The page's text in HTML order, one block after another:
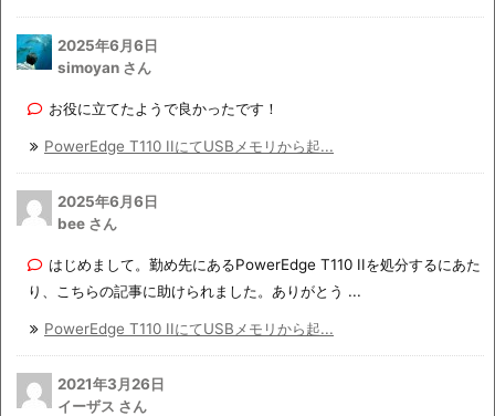
2025年6月6日
simoyan さん
お役に立てたようで良かったです！
PowerEdge T110 IIにてUSBメモリから起...
2025年6月6日
bee さん
はじめまして。勤め先にあるPowerEdge T110 IIを処分するにあた
り、こちらの記事に助けられました。ありがとう ...
PowerEdge T110 IIにてUSBメモリから起...
2021年3月26日
イーザス さん